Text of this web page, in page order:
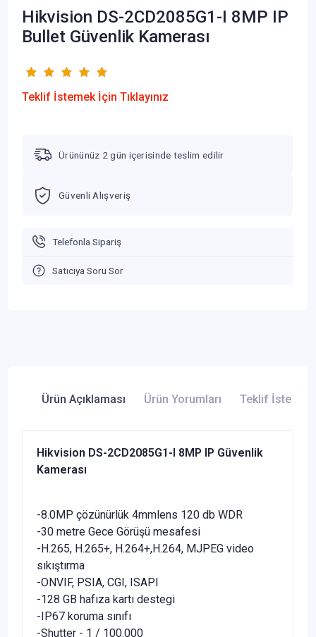
Hikvision DS-2CD2085G1-I 8MP IP
Bullet Güvenlik Kamerası
Teklif İstemek İçin Tıklayınız
Ürününüz 2 gün içerisinde teslim edilir
Güvenli Alışveriş
Telefonla Sipariş
Satıcıya Soru Sor
Ürün Açıklaması Ürün Yorumları Teklif İste
Hikvision DS-2CD2085G1-I 8MP IP Güvenlik
Kamerası
-8.0MP çözünürlük 4mmlens 120 db WDR
-30 metre Gece Görüşü mesafesi
-H.265, H.265+, H.264+,H.264, MJPEG video
sıkıştırma
-ONVIF, PSIA, CGI, ISAPI
-128 GB hafıza kartı destegi
-IP67 koruma sınıfı
-Shutter - 1 / 100.000